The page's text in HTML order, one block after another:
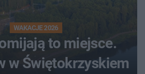
WAKACJE 2026
to miejsce.
w Świętokrzyskiem